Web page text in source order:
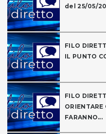
del 25/05/
FILO
IL PUNTO
FILO
ORIENTARE
FARANNO...